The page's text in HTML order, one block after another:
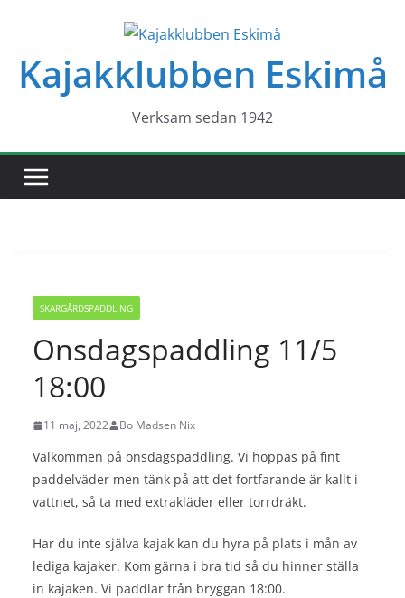
innehållKajakklubben Eskimå
Verksam sedan 1942
SKÄRGÅRDSPADDLING
Onsdagspaddling 11/5
18:00
11 maj, 2022 Bo Madsen Nix
Välkommen på onsdagspaddling. Vi hoppas på fint
paddelväder men tänk på att det fortfarande är kallt i
vattnet, så ta med extrakläder eller torrdräkt.
Har du inte själva kajak kan du hyra på plats i mån av
lediga kajaker. Kom gärna i bra tid så du hinner ställa
in kajaken. Vi paddlar från bryggan 18:00.